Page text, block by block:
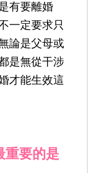
有要離婚
一定要求只
論是父母或
是無從干涉
才能生效這
重要的是